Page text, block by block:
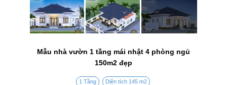
Mẫu nhà vườn 1 tầng mái nhật 4 phòng ngủ
150m2 đẹp
1 Tầng Diện tích 145 m2